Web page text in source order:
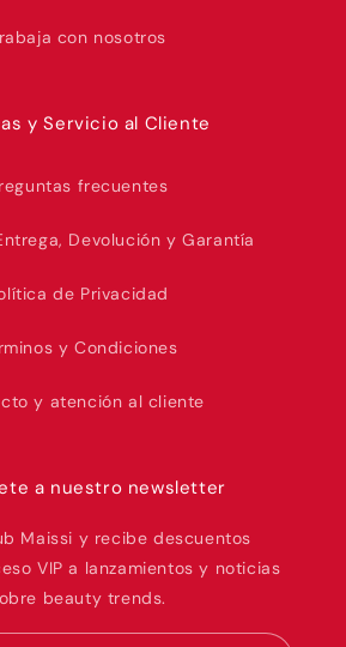
con nosotros
y Servicio al Cliente
frecuentes
Devolución y Garantía
de Privacidad
y Condiciones
y atención al cliente
a nuestro newsletter
Maissi y recibe descuentos
VIP a lanzamientos y noticias
beauty trends.